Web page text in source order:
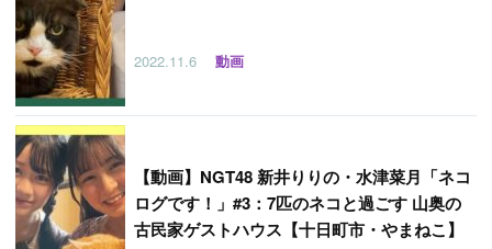
2022.11.6 動画
【動画】NGT48 新井りりの・水津菜月「ネコ
ログです！」#3：7匹のネコと過ごす 山奥の
古民家ゲストハウス【十日町市・やまねこ】